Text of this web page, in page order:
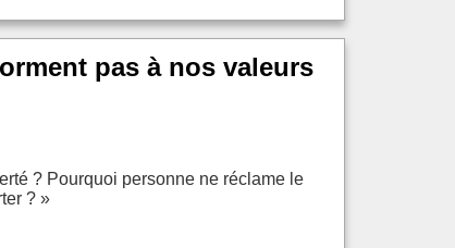
pas à nos valeurs
? Pourquoi personne ne réclame le
? »